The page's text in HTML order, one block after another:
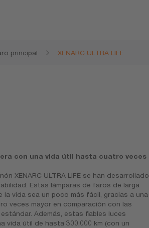
principal XENARC ULTRA LIFE
con una vida útil hasta cuatro veces
XENARC ULTRA LIFE se han desarrollado
Estas lámparas de faros de larga
la vida sea un poco más fácil, gracias a una
veces mayor en comparación con las
Además, estas fiables luces
vida útil de hasta 300.000 km (con un